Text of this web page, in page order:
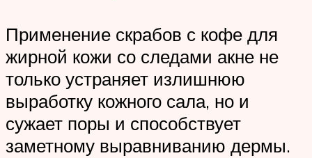
Применение скрабов с кофе для
жирной кожи со следами акне не
только устраняет излишнюю
выработку кожного сала, но и
сужает поры и способствует
заметному выравниванию дермы.